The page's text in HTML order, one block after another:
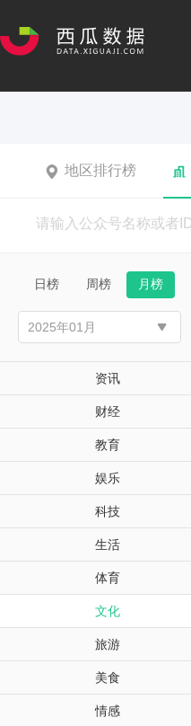
地区排行榜
日榜 周榜 月榜
资讯
财经
教育
娱乐
科技
生活
体育
文化
旅游
美食
情感